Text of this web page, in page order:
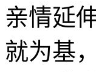
亲情延
就为基